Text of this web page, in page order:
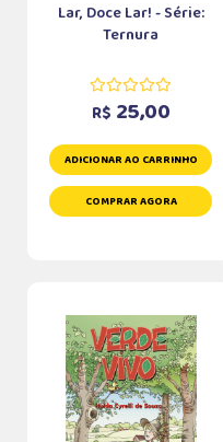
Lar, Doce Lar! - Série:
Ternura
R$ 25,00
ADICIONAR AO CARRINHO
COMPRAR AGORA